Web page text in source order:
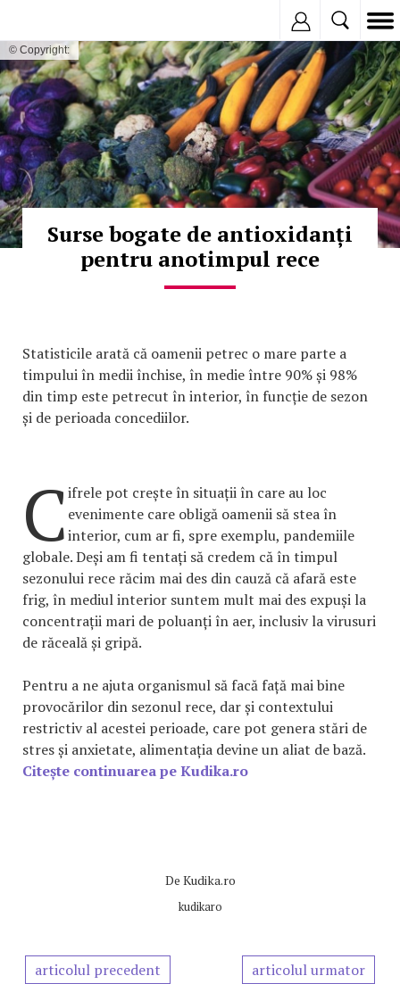
© Copyright:
Surse bogate de antioxidanți
pentru anotimpul rece
Statisticile arată că oamenii petrec o mare parte a
timpului în medii închise, în medie între 90% și 98%
din timp este petrecut în interior, în funcție de sezon
și de perioada concediilor.
Cifrele pot crește în situații în care au loc
evenimente care obligă oamenii să stea în
interior, cum ar fi, spre exemplu, pandemiile
globale. Deși am fi tentați să credem că în timpul
sezonului rece răcim mai des din cauză că afară este
frig, în mediul interior suntem mult mai des expuși la
concentrații mari de poluanți în aer, inclusiv la virusuri
de răceală și gripă.
Pentru a ne ajuta organismul să facă față mai bine
provocărilor din sezonul rece, dar și contextului
restrictiv al acestei perioade, care pot genera stări de
stres și anxietate, alimentația devine un aliat de bază.
Citește continuarea pe Kudika.ro
De Kudika.ro
kudikaro
articolul precedent articolul urmator